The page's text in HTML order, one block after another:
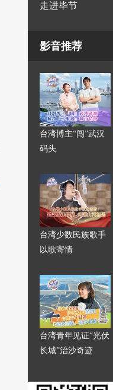
走进毕节
影音推荐
台湾博主“闯”武汉
码头
台湾少数民族歌手
以歌寄情
台湾青年见证“光伏
长城”治沙奇迹